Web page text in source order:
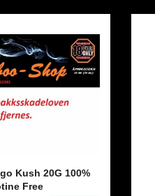
Kush 20G 100%
Free